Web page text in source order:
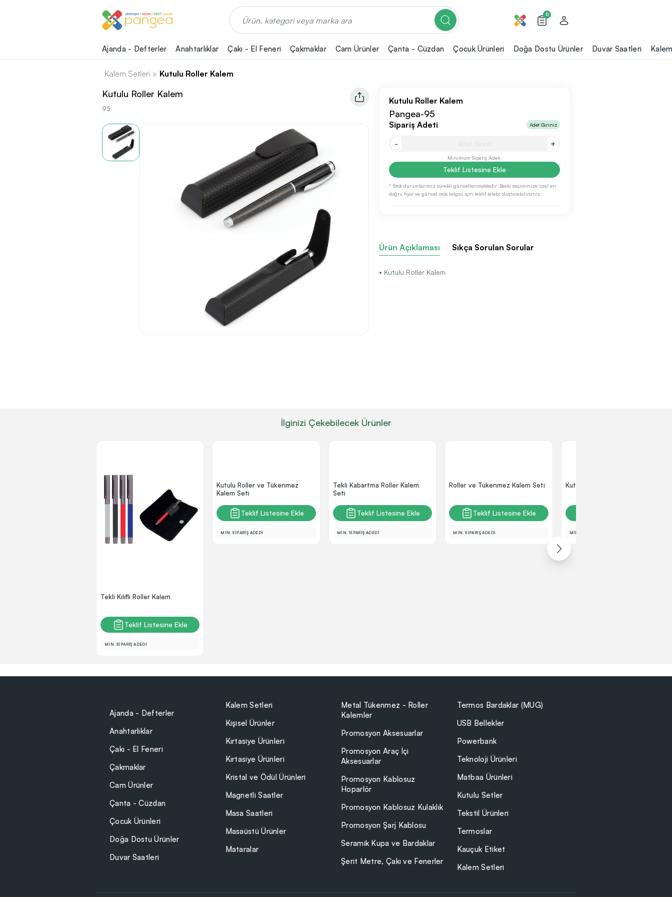
0
Ajanda - Defterler Anahtarlıklar Çakı - El Feneri Çakmaklar Cam Ürünler Çanta - Cüzdan Çocuk Ürünleri Doğa Dostu Ürünler Duvar Saatleri
Kalem Setleri » Kutulu Roller Kalem
Kutulu Roller Kalem
95
Kutulu Roller Kalem
Pangea-95
Sipariş Adeti Adet Giriniz
- +
Minimum Sipariş Adeti:
Teklif Listesine Ekle
* Stok durumlarımız sürekli güncellenmektedir. Baskı seçiminize özel en
doğru fiyat ve güncel stok bilgisi için teklif talebi oluşturabilirsiniz.
Ürün Açıklaması Sıkça Sorulan Sorular
• Kutulu Roller Kalem
İlginizi Çekebilecek Ürünler
Tekli Kılıflı Roller Kalem
Teklif Listesine Ekle
MİN. SİPARİŞ ADEDİ
Kutulu Roller ve Tükenmez
Kalem Seti
Teklif Listesine Ekle
MİN. SİPARİŞ ADEDİ
Tekli Kabartma Roller Kalem
Seti
Teklif Listesine Ekle
MİN. SİPARİŞ ADEDİ
Roller ve Tükenmez Kalem Seti
Teklif Listesine Ekle
MİN. SİPARİŞ ADEDİ
Kutulu Roller Kalem
MİN. SİPARİŞ ADEDİ
Ajanda - Defterler
Anahtarlıklar
Çakı - El Feneri
Çakmaklar
Cam Ürünler
Çanta - Cüzdan
Çocuk Ürünleri
Doğa Dostu Ürünler
Duvar Saatleri
Kalem Setleri
Kişisel Ürünler
Kırtasiye Ürünleri
Kırtasiye Ürünleri
Kristal ve Ödül Ürünleri
Magnetli Saatler
Masa Saatleri
Masaüstü Ürünler
Mataralar
Metal Tükenmez - Roller
Kalemler
Promosyon Aksesuarlar
Promosyon Araç İçi
Aksesuarlar
Promosyon Kablosuz
Hoparlör
Promosyon Kablosuz Kulaklık
Promosyon Şarj Kablosu
Seramik Kupa ve Bardaklar
Şerit Metre, Çakı ve Fenerler
Termos Bardaklar (MUG)
USB Bellekler
Powerbank
Teknoloji Ürünleri
Matbaa Ürünleri
Kutulu Setler
Tekstil Ürünleri
Termoslar
Kauçuk Etiket
Kalem Setleri